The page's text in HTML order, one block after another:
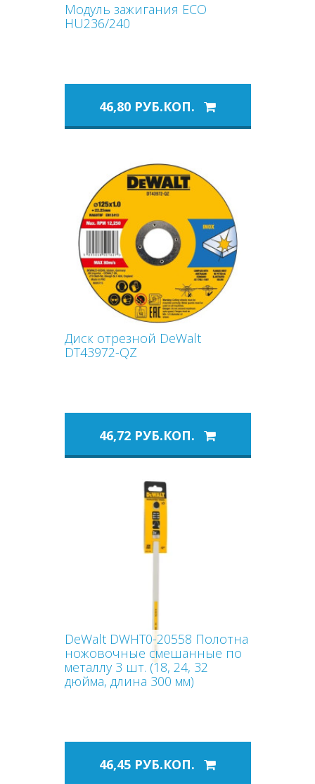
Модуль зажигания ECO
HU236/240
46,80 РУБ.КОП.
Диск отрезной DeWalt
DT43972-QZ
46,72 РУБ.КОП.
DeWalt DWHT0-20558 Полотна
ножовочные смешанные по
металлу 3 шт. (18, 24, 32
дюйма, длина 300 мм)
46,45 РУБ.КОП.